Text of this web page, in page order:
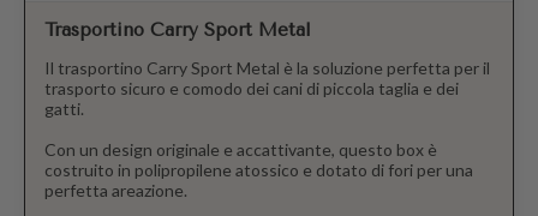
Trasportino Carry Sport Metal
Il trasportino Carry Sport Metal è la soluzione perfetta per il
trasporto sicuro e comodo dei cani di piccola taglia e dei
gatti.
Con un design originale e accattivante, questo box è
costruito in polipropilene atossico e dotato di fori per una
perfetta areazione.